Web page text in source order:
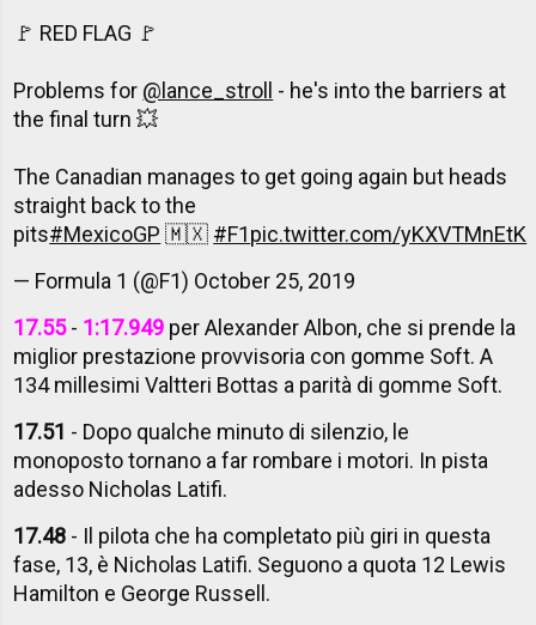
🚩 RED FLAG 🚩
Problems for @lance_stroll - he's into the barriers at
the final turn 💥
The Canadian manages to get going again but heads
straight back to the
pits#MexicoGP 🇲🇽 #F1pic.twitter.com/yKXVTMnEtK
— Formula 1 (@F1) October 25, 2019
17.55- 1:17.949 per Alexander Albon, che si prende la
miglior prestazione provvisoria con gomme Soft. A
134 millesimi Valtteri Bottas a parità di gomme Soft.
17.51 - Dopo qualche minuto di silenzio, le
monoposto tornano a far rombare i motori. In pista
adesso Nicholas Latifi.
17.48 - Il pilota che ha completato più giri in questa
fase, 13, è Nicholas Latifi. Seguono a quota 12 Lewis
Hamilton e George Russell.